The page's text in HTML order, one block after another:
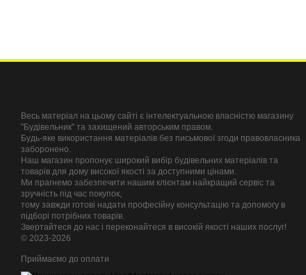
Весь матеріал на цьому сайті є інтелектуальною власністю магазину
"Будівельник" та захищений авторським правом.
Будь-яке використання матеріалів без письмової згоди правовласника
заборонено.
Наш магазин пропонує широкий вибір будівельних матеріалів та
товарів для дому високої якості за доступними цінами.
Ми прагнемо забезпечити нашим клієнтам найкращий сервіс та
зручність під час покупок,
тому завжди готові надати професійну консультацію та допомогу в
підборі потрібних товарів.
Звертайтеся до нас і переконайтеся в високій якості наших послуг!
© 2023-2026
Приймаємо до оплати